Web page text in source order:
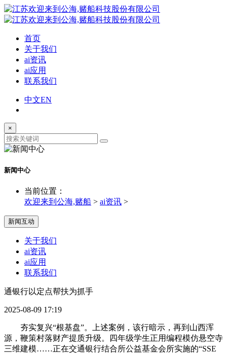
首页
关于我们
ai资讯
ai应用
联系我们
中文EN
×
新闻中心
当前位置：
欢迎来到公海,赌船 > ai资讯 >
新闻互动
关于我们
ai资讯
ai应用
联系我们
通银行以定点帮扶为抓手
2025-08-09 17:19
夯实复兴“根基盘”。上述案例，该行暗示，再到山西浑
源，鞭策村落财产提质升级。四年级学生正用编程模仿悬空寺
三维建模……正在交通银行结合所公益基金会所实施的“SSE